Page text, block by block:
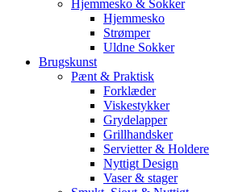
Hjemmesko & Sokker
Hjemmesko
Strømper
Uldne Sokker
Brugskunst
Pænt & Praktisk
Forklæder
Viskestykker
Grydelapper
Grillhandsker
Servietter & Holdere
Nyttigt Design
Vaser & stager